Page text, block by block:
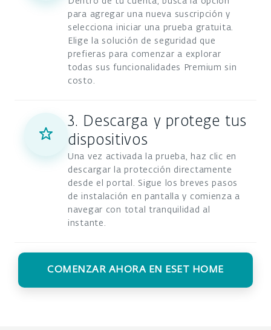
para agregar una nueva suscripción y
selecciona iniciar una prueba gratuita.
Elige la solución de seguridad que
prefieras para comenzar a explorar
todas sus funcionalidades Premium sin
costo.
3. Descarga y protege tus
dispositivos
Una vez activada la prueba, haz clic en
descargar la protección directamente
desde el portal. Sigue los breves pasos
de instalación en pantalla y comienza a
navegar con total tranquilidad al
instante.
COMENZAR AHORA EN ESET HOME